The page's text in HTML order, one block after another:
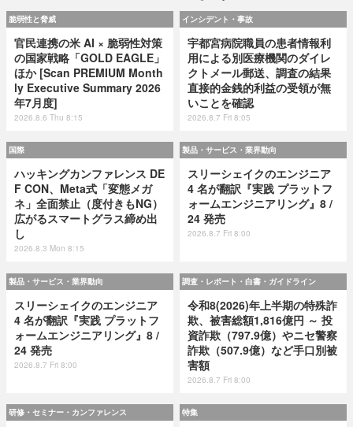
脆弱性と脅威
官民連携の米 AI × 脆弱性対策
の国家戦略「GOLD EAGLE」
ほか [Scan PREMIUM Month
ly Executive Summary 2026
年7月度]
2026.8.6 Thu 8:15
インシデント・事故
宇都宮病院職員の患者情報利
用による別医療機関のダイレ
クトメール郵送、調査の結果
直接的金銭的利益の受領が無
いことを確認
2026.8.7 Fri 8:05
国際
ハッキングカンファレンス DE
F CON、Meta式「変態メガ
ネ」全面禁止（度付きもNG）
広がるスマートグラス締め出
し
2026.8.3 Mon 8:15
製品・サービス・業界動向
スリーシェイクのエンジニア
4 名が翻訳『実践 プラットフ
ォームエンジニアリング』8 /
24 発売
2026.8.7 Fri 8:00
製品・サービス・業界動向
スリーシェイクのエンジニア
4 名が翻訳『実践 プラットフ
ォームエンジニアリング』8 /
24 発売
2026.8.7 Fri 8:00
調査・レポート・白書・ガイドライン
令和8(2026)年上半期の特殊詐
欺、被害総額1,816億円 ～ 投
資詐欺（797.9億）やニセ警察
詐欺（507.9億）など手口別被
害額
2026.8.7 Fri 8:00
研修・セミナー・カンファレンス 特集